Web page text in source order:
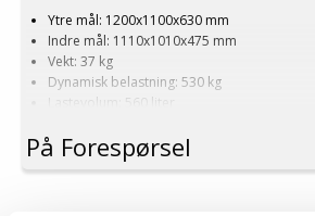
Ytre mål: 1200x1100x630 mm
Indre mål: 1110x1010x475 mm
Vekt: 37 kg
Dynamisk belastning: 530 kg
Lastevolum: 560 liter
Standardfarge: Grønn
Logistikk: 4 stk/pallplasser (120x110x270 cm)
På Forespørsel